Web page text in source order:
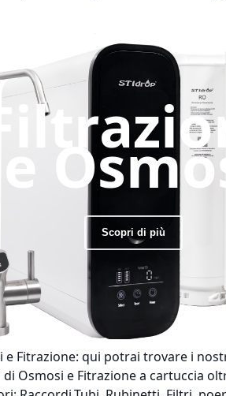
e
Scopri di più
e Fitrazione: qui potrai trovare i
di Osmosi e Fitrazione a cartuccia